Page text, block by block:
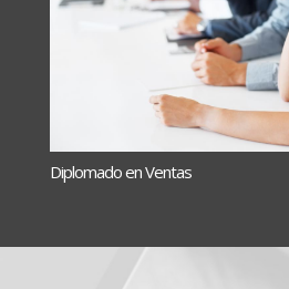
Diplomado en Ventas